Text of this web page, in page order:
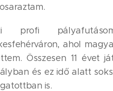
profi
ahol
Összesen 11 évet
és ez idő alatt
is.